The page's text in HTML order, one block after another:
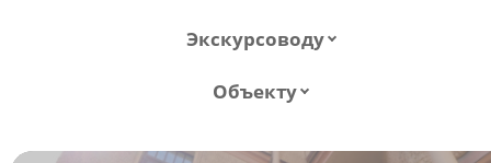
Экскурсоводу
Объекту